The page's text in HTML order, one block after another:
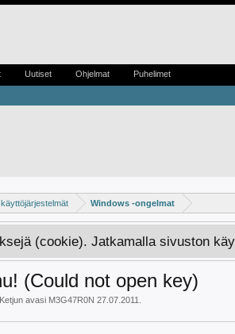
Windows -ongelmat
(cookie). Jatkamalla sivuston
(Could not open key)
avasi M3G47R0N 27.07.2011
Uutiset Ohjelmat Puhelimet